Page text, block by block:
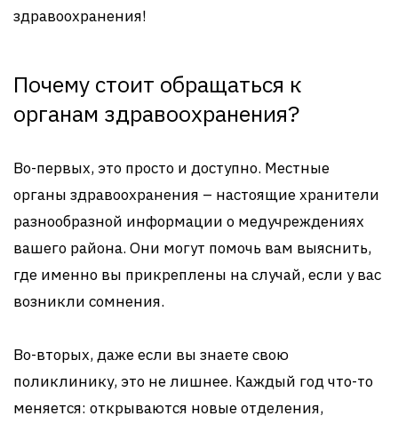
здравоохранения!
Почему стоит обращаться к
органам здравоохранения?
Во-первых, это просто и доступно. Местные
органы здравоохранения – настоящие хранители
разнообразной информации о медучреждениях
вашего района. Они могут помочь вам выяснить,
где именно вы прикреплены на случай, если у вас
возникли сомнения.
Во-вторых, даже если вы знаете свою
поликлинику, это не лишнее. Каждый год что-то
меняется: открываются новые отделения,